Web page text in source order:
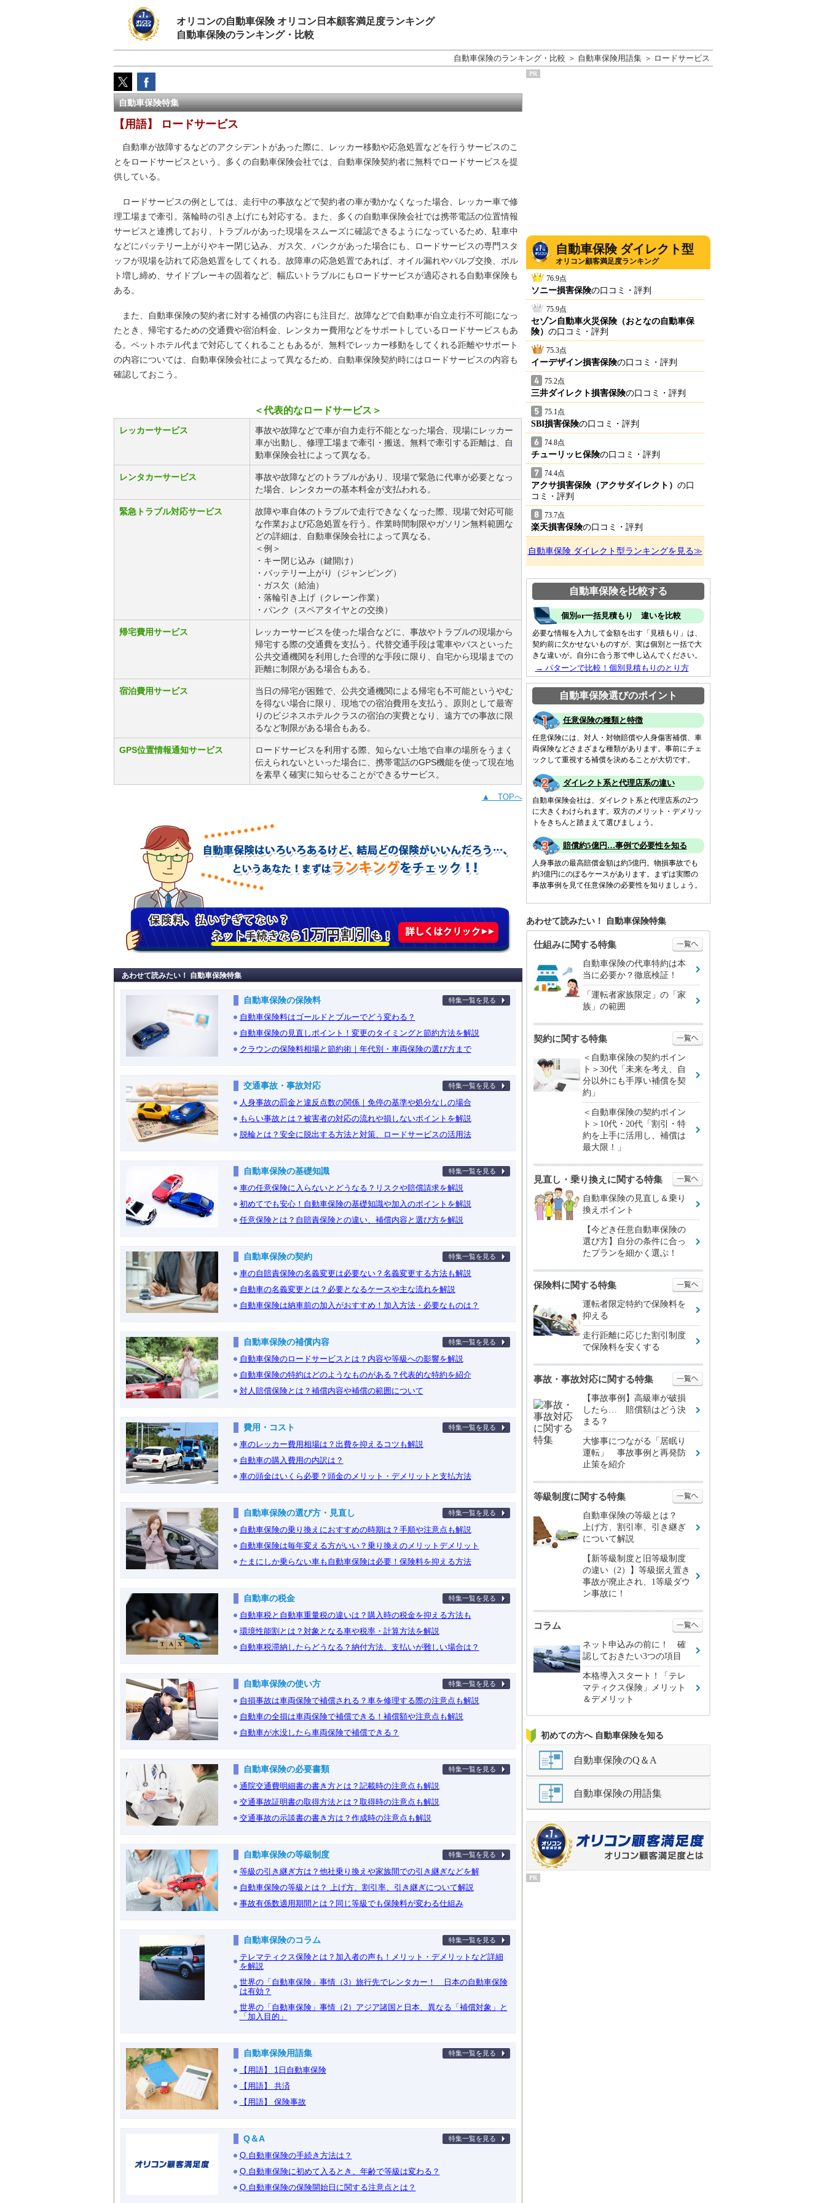
オリコンの自動車保険 オリコン日本顧客満足度ランキング
自動車保険のランキング・比較
自動車保険のランキング・比較 自動車保険用語集 ロードサービス
自動車保険特集
【用語】 ロードサービス
自動車が故障するなどのアクシデントがあった際に、レッカー移動や応急処置などを行うサービスのこ
とをロードサービスという。多くの自動車保険会社では、自動車保険契約者に無料でロードサービスを提
供している。
ロードサービスの例としては、走行中の事故などで契約者の車が動かなくなった場合、レッカー車で修
理工場まで牽引。落輪時の引き上げにも対応する。また、多くの自動車保険会社では携帯電話の位置情報
サービスと連携しており、トラブルがあった現場をスムーズに確認できるようになっているため、駐車中
などにバッテリー上がりやキー閉じ込み、ガス欠、パンクがあった場合にも、ロードサービスの専門スタ
ッフが現場を訪れて応急処置をしてくれる。故障車の応急処置であれば、オイル漏れやバルブ交換、ボル
ト増し締め、サイドブレーキの固着など、幅広いトラブルにもロードサービスが適応される自動車保険も
ある。
また、自動車保険の契約者に対する補償の内容にも注目だ。故障などで自動車が自立走行不可能になっ
たとき、帰宅するための交通費や宿泊料金、レンタカー費用などをサポートしているロードサービスもあ
る。ペットホテル代まで対応してくれることもあるが、無料でレッカー移動をしてくれる距離やサポート
の内容については、自動車保険会社によって異なるため、自動車保険契約時にはロードサービスの内容も
確認しておこう。
＜代表的なロードサービス＞
レッカーサービス
事故や故障などで車が自力走行不能となった場合、現場にレッカー
車が出動し、修理工場まで牽引・搬送。無料で牽引する距離は、自
動車保険会社によって異なる。
レンタカーサービス
事故や故障などのトラブルがあり、現場で緊急に代車が必要となっ
た場合、レンタカーの基本料金が支払われる。
緊急トラブル対応サービス
故障や車自体のトラブルで走行できなくなった際、現場で対応可能
な作業および応急処置を行う。作業時間制限やガソリン無料範囲な
どの詳細は、自動車保険会社によって異なる。
＜例＞
・キー閉じ込み（鍵開け）
・バッテリー上がり（ジャンピング）
・ガス欠（給油）
・落輪引き上げ（クレーン作業）
・パンク（スペアタイヤとの交換）
帰宅費用サービス
レッカーサービスを使った場合などに、事故やトラブルの現場から
帰宅する際の交通費を支払う。代替交通手段は電車やバスといった
公共交通機関を利用した合理的な手段に限り、自宅から現場までの
距離に制限がある場合もある。
宿泊費用サービス
当日の帰宅が困難で、公共交通機関による帰宅も不可能というやむ
を得ない場合に限り、現地での宿泊費用を支払う。原則として最寄
りのビジネスホテルクラスの宿泊の実費となり、遠方での事故に限
るなど制限がある場合もある。
GPS位置情報通知サービス
ロードサービスを利用する際、知らない土地で自車の場所をうまく
伝えられないといった場合に、携帯電話のGPS機能を使って現在地
を素早く確実に知らせることができるサービス。
▲ TOPへ
あわせて読みたい！ 自動車保険特集
特集一覧を見る
自動車保険の保険料
自動車保険料はゴールドとブルーでどう変わる？
自動車保険の見直しポイント！変更のタイミングと節約方法を解説
クラウンの保険料相場と節約術｜年代別・車両保険の選び方まで
特集一覧を見る
交通事故・事故対応
人身事故の罰金と違反点数の関係｜免停の基準や処分なしの場合
もらい事故とは？被害者の対応の流れや損しないポイントを解説
脱輪とは？安全に脱出する方法と対策、ロードサービスの活用法
特集一覧を見る
自動車保険の基礎知識
車の任意保険に入らないとどうなる？リスクや賠償請求を解説
初めてでも安心！自動車保険の基礎知識や加入のポイントを解説
任意保険とは？自賠責保険との違い、補償内容と選び方を解説
特集一覧を見る
自動車保険の契約
車の自賠責保険の名義変更は必要ない？名義変更する方法も解説
自動車の名義変更とは？必要となるケースや主な流れを解説
自動車保険は納車前の加入がおすすめ！加入方法・必要なものは？
特集一覧を見る
自動車保険の補償内容
自動車保険のロードサービスとは？内容や等級への影響を解説
自動車保険の特約はどのようなものがある？代表的な特約を紹介
対人賠償保険とは？補償内容や補償の範囲について
特集一覧を見る
費用・コスト
車のレッカー費用相場は？出費を抑えるコツも解説
自動車の購入費用の内訳は？
車の頭金はいくら必要？頭金のメリット・デメリットと支払方法
特集一覧を見る
自動車保険の選び方・見直し
自動車保険の乗り換えにおすすめの時期は？手順や注意点も解説
自動車保険は毎年変える方がいい？乗り換えのメリットデメリット
たまにしか乗らない車も自動車保険は必要！保険料を抑える方法
特集一覧を見る
自動車の税金
自動車税と自動車重量税の違いは？購入時の税金を抑える方法も
環境性能割とは？対象となる車や税率・計算方法を解説
自動車税滞納したらどうなる？納付方法、支払いが難しい場合は？
特集一覧を見る
自動車保険の使い方
自損事故は車両保険で補償される？車を修理する際の注意点も解説
自動車の全損は車両保険で補償できる！補償額や注意点も解説
自動車が水没したら車両保険で補償できる？
特集一覧を見る
自動車保険の必要書類
通院交通費明細書の書き方とは？記載時の注意点も解説
交通事故証明書の取得方法とは？取得時の注意点も解説
交通事故の示談書の書き方は？作成時の注意点も解説
特集一覧を見る
自動車保険の等級制度
等級の引き継ぎ方は？他社乗り換えや家族間での引き継ぎなどを解
自動車保険の等級とは？ 上げ方、割引率、引き継ぎについて解説
事故有係数適用期間とは？同じ等級でも保険料が変わる仕組み
特集一覧を見る
自動車保険のコラム
テレマティクス保険とは？加入者の声も！メリット・デメリットなど詳細
を解説
世界の「自動車保険」事情（3）旅行先でレンタカー！ 日本の自動車保険
は有効？
世界の「自動車保険」事情（2）アジア諸国と日本、異なる「補償対象」と
「加入目的」
特集一覧を見る
自動車保険用語集
【用語】 1日自動車保険
【用語】 共済
【用語】 保険事故
特集一覧を見る
Q＆A
Q.自動車保険の手続き方法は？
Q.自動車保険に初めて入るとき、年齢で等級は変わる？
Q.自動車保険の保険開始日に関する注意点とは？
PR
自動車保険 ダイレクト型
オリコン顧客満足度ランキング
76.9点
ソニー損害保険の口コミ・評判
75.9点
セゾン自動車火災保険（おとなの自動車保
険） の口コミ・評判
75.3点
イーデザイン損害保険の口コミ・評判
75.2点
三井ダイレクト損害保険の口コミ・評判
75.1点
SBI損害保険の口コミ・評判
74.8点
チューリッヒ保険の口コミ・評判
74.4点
アクサ損害保険（アクサダイレクト） の口
コミ・評判
73.7点
楽天損害保険の口コミ・評判
自動車保険 ダイレクト型ランキングを見る≫
自動車保険を比較する
個別or一括見積もり 違いを比較
必要な情報を入力して金額を出す「見積もり」は、
契約前に欠かせないものすが、実は個別と一括で大
きな違いが。自分に合う形で申し込んでください。
→ パターンで比較！個別見積もりのとり方
自動車保険選びのポイント
任意保険の種類と特徴
任意保険には、対人・対物賠償や人身傷害補償、車
両保険などさまざまな種類があります。事前にチェ
ックして重視する補償を決めることが大切です。
ダイレクト系と代理店系の違い
自動車保険会社は、ダイレクト系と代理店系の2つ
に大きくわけられます。双方のメリット・デメリッ
トをきちんと踏まえて選びましょう。
賠償約5億円…事例で必要性を知る
人身事故の最高賠償金額は約5億円。物損事故でも
約3億円にのぼるケースがあります。まずは実際の
事故事例を見て任意保険の必要性を知りましょう。
あわせて読みたい！ 自動車保険特集
仕組みに関する特集
自動車保険の代車特約は本
当に必要か？徹底検証！
「運転者家族限定」の「家
族」の範囲
契約に関する特集
＜自動車保険の契約ポイン
ト＞30代「未来を考え、自
分以外にも手厚い補償を契
約」
＜自動車保険の契約ポイン
ト＞10代・20代「割引・特
約を上手に活用し、補償は
最大限！」
見直し・乗り換えに関する特集
自動車保険の見直し＆乗り
換えポイント
【今どき任意自動車保険の
選び方】自分の条件に合っ
たプランを細かく選ぶ！
保険料に関する特集
運転者限定特約で保険料を
抑える
走行距離に応じた割引制度
で保険料を安くする
事故・事故対応に関する特集
【事故事例】高級車が破損
したら… 賠償額はどう決
まる？
大惨事につながる「居眠り
運転」 事故事例と再発防
止策を紹介
等級制度に関する特集
自動車保険の等級とは？
上げ方、割引率、引き継ぎ
について解説
【新等級制度と旧等級制度
の違い（2）】等級据え置き
事故が廃止され、1等級ダウ
ン事故に！
コラム
ネット申込みの前に！ 確
認しておきたい3つの項目
本格導入スタート！「テレ
マティクス保険」メリット
＆デメリット
初めての方へ 自動車保険を知る
自動車保険のQ＆A
自動車保険の用語集
PR